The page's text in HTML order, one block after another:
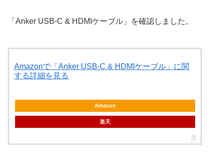
「Anker USB-C & HDMIケーブル」を確認しました。
Amazonで「Anker USB-C & HDMIケーブル」に関
する詳細を見る
Amazon
楽天